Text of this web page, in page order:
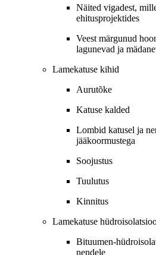
Näited vigadest,
ehitusprojektides
Veest märgunud
lagunevad ja
Lamekatuse kihid
Aurutõke
Katuse kalded
Lombid katusel ja
jääkoormustega
Soojustus
Tuulutus
Kinnitus
Lamekatuse
Bituumen-
nendele